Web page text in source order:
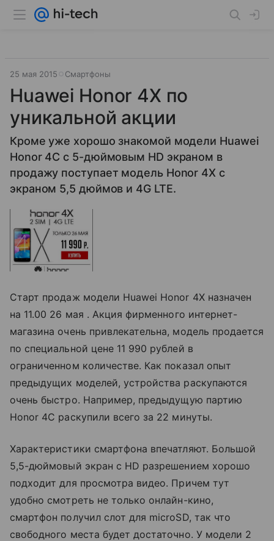
25 мая 2015 Смартфоны
Huawei Honor 4X по
уникальной акции
Кроме уже хорошо знакомой модели Huawei
Honor 4C с 5-дюймовым HD экраном в
продажу поступает модель Honor 4X с
экраном 5,5 дюймов и 4G LTE.
Старт продаж модели Huawei Honor 4X назначен
на 11.00 26 мая . Акция фирменного интернет-
магазина очень привлекательна, модель продается
по специальной цене 11 990 рублей в
ограниченном количестве. Как показал опыт
предыдущих моделей, устройства раскупаются
очень быстро. Например, предыдущую партию
Honor 4С раскупили всего за 22 минуты.
Характеристики смартфона впечатляют. Большой
5,5-дюймовый экран с HD разрешением хорошо
подходит для просмотра видео. Причем тут
удобно смотреть не только онлайн-кино,
смартфон получил слот для microSD, так что
свободного места будет достаточно. У модели 2